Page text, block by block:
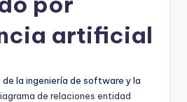
artificial
de la ingeniería de software y la
de relaciones entidad